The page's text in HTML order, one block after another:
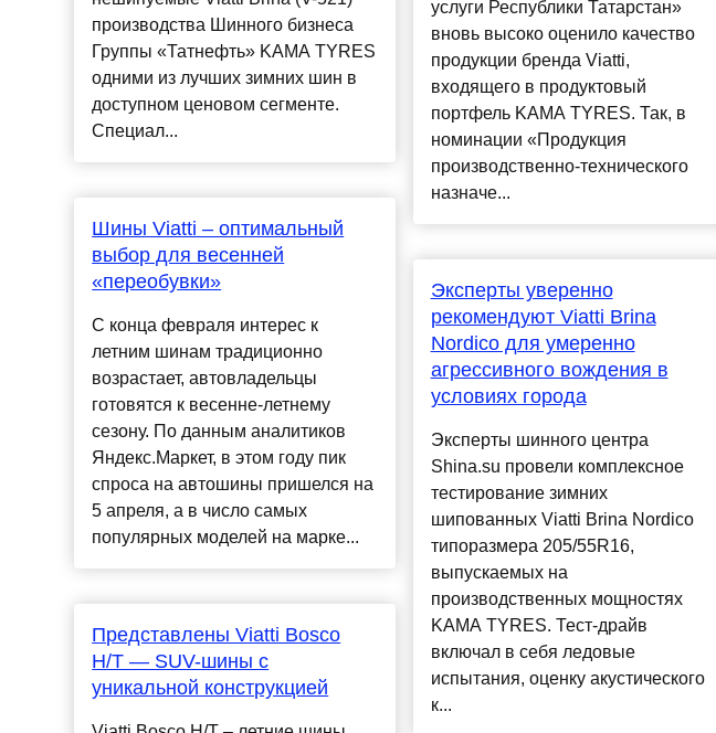
производства Шинного бизнеса
Группы «Татнефть» KAMA TYRES
одними из лучших зимних шин в
доступном ценовом сегменте.
Специал...
Шины Viatti – оптимальный
выбор для весенней
«переобувки»
С конца февраля интерес к
летним шинам традиционно
возрастает, автовладельцы
готовятся к весенне-летнему
сезону. По данным аналитиков
Яндекс.Маркет, в этом году пик
спроса на автошины пришелся на
5 апреля, а в число самых
популярных моделей на марке...
Представлены Viatti Bosco
H/T — SUV-шины с
уникальной конструкцией
услуги Республики Татарстан»
вновь высоко оценило качество
продукции бренда Viatti,
входящего в продуктовый
портфель KAMA TYRES. Так, в
номинации «Продукция
производственно-технического
назначе...
Эксперты уверенно
рекомендуют Viatti Brina
Nordico для умеренно
агрессивного вождения в
условиях города
Эксперты шинного центра
Shina.su провели комплексное
тестирование зимних
шипованных Viatti Brina Nordico
типоразмера 205/55R16,
выпускаемых на
производственных мощностях
KAMA TYRES. Тест-драйв
включал в себя ледовые
испытания, оценку акустического
к...